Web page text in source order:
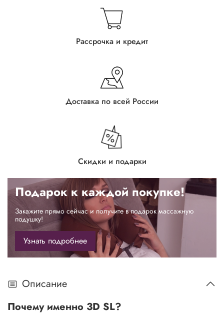
Рассрочка и кредит
Доставка по всей России
Скидки и подарки
Подарок к каждой покупке!
Закажите прямо сейчас и получите в подарок массажную
подушку!
Узнать подробнее
Описание
Почему именно 3D SL?